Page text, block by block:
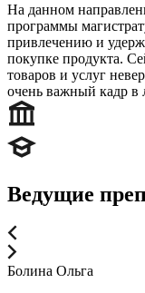
На данном
программы
привлечению и
покупке продукта.
товаров и услуг
очень важный кадр
Ведущие
Болина Ольга